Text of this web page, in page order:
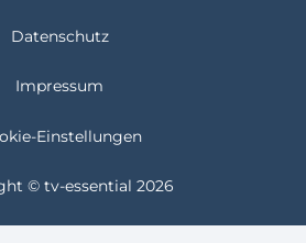
Datenschutz
Impressum
Einstellungen
© tv-essential 2026